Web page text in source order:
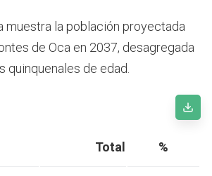
muestra la población proyectada
de Oca en 2037, desagregada
quinquenales de edad.
Total %